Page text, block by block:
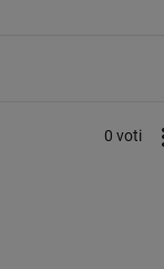
0 voti